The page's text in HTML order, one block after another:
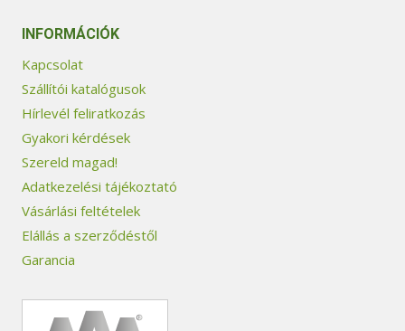
INFORMÁCIÓK
Kapcsolat
Szállítói katalógusok
Hírlevél feliratkozás
Gyakori kérdések
Szereld magad!
Adatkezelési tájékoztató
Vásárlási feltételek
Elállás a szerződéstől
Garancia